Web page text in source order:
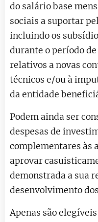
do salário base
sociais a suportar
incluindo os
durante o período
relativos a novas
técnicos e/ou à
da entidade
Podem ainda ser
despesas de
complementares às
aprovar
demonstrada a sua
desenvolvimento
Apenas são